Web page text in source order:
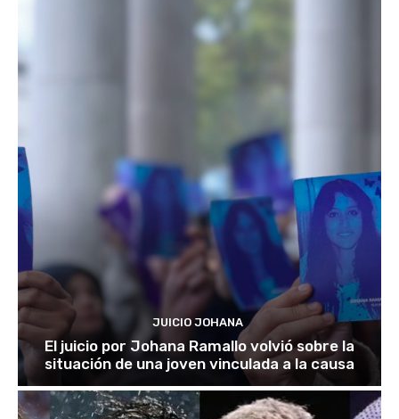
JUICIO JOHANA
El juicio por Johana Ramallo volvió sobre la
situación de una joven vinculada a la causa